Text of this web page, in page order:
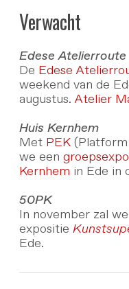
Verwacht
Edese Atelierroute
De Edese
weekend van de
augustus.Atelier
Huis Kernhem
Met PEK(Platform
we een
Kernhem in Ede in
50PK
In november zal
expositie
Ede.